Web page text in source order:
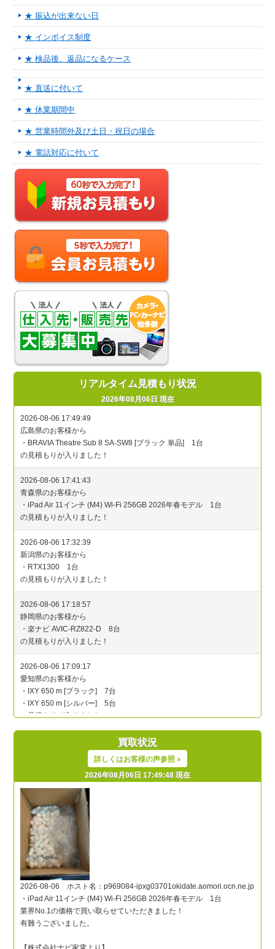
★ 振込が出来ない日
★ インボイス制度
★ 検品後、返品になるケース
★ 直送に付いて
★ 休業期間中
★ 営業時間外及び土日・祝日の場合
★ 電話対応に付いて
リアルタイム見積もり状況
2026年08月06日 現在
買取状況
詳しくはお客様の声参照 »
2026年08月06日 17:49:48 現在